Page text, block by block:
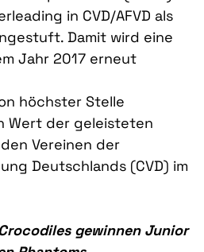
in CVD/AFVD als
Damit wird eine
Jahr 2017 erneut
höchster Stelle
Wert der geleisteten
Vereinen der
Deutschlands (CVD) im
gewinnen Junior